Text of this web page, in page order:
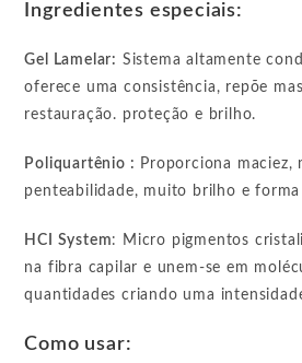
Ingredientes especiais:
Gel Lamelar: Sistema altamente
oferece uma consistência, repõe
restauração. proteção e brilho.
Poliquartênio : Proporciona maciez,
penteabilidade, muito brilho e
HCI System: Micro pigmentos
na fibra capilar e unem-se em
quantidades criando uma
Como usar: